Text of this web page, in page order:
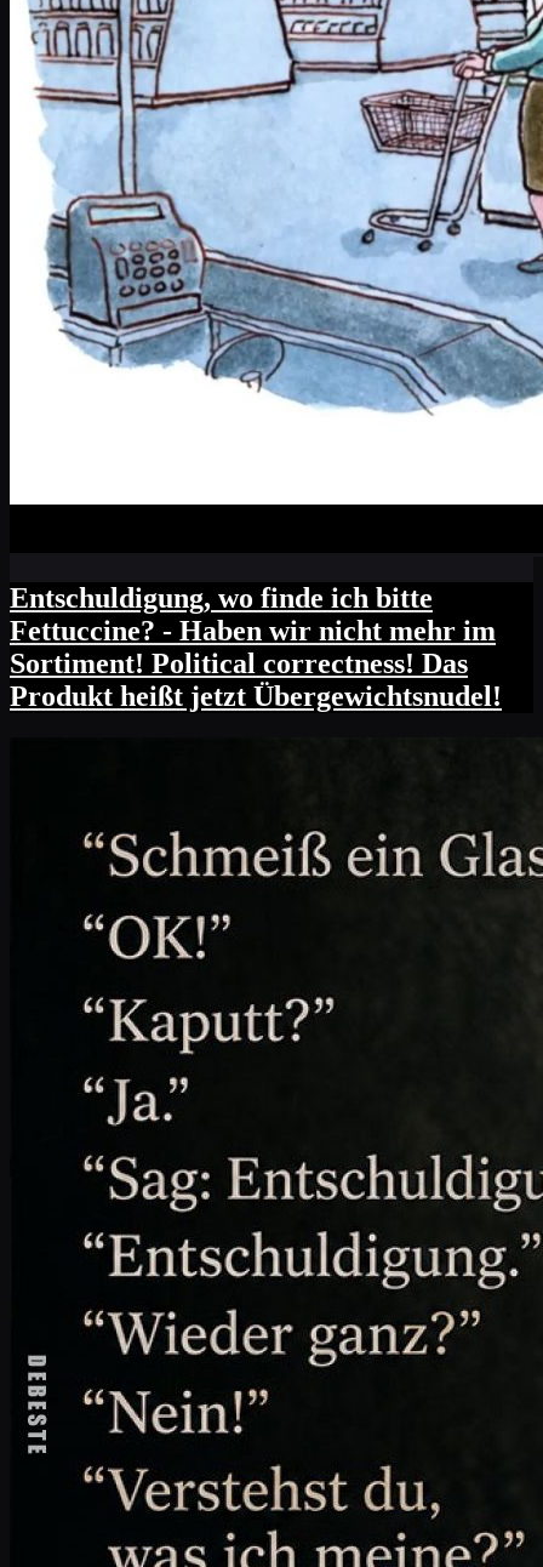
Entschuldigung, wo finde ich bitte
Fettuccine? - Haben wir nicht mehr im
Sortiment! Political correctness! Das
Produkt heißt jetzt Übergewichtsnudel!